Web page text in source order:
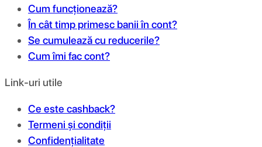
Cum funcționează?
În cât timp primesc banii în cont?
Se cumulează cu reducerile?
Cum îmi fac cont?
Link-uri utile
Ce este cashback?
Termeni și condiții
Confidențialitate